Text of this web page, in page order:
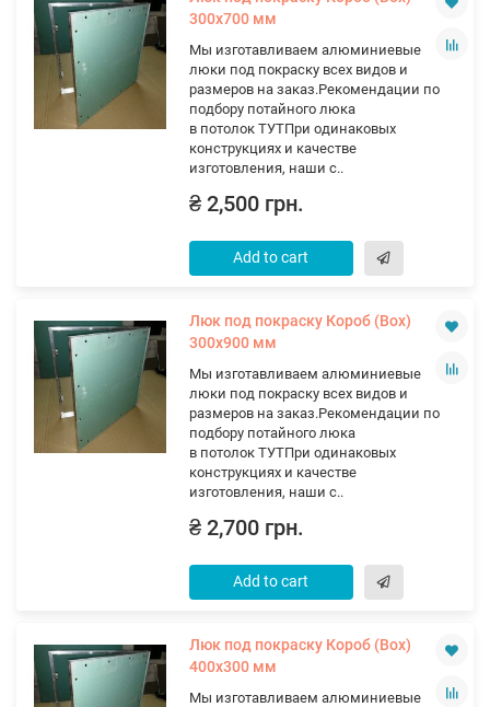
300х700 мм
Мы изготавливаем алюминиевые
люки под покраску всех видов и
размеров на заказ.Рекомендации по
подбору потайного люка
в потолок ТУТПри одинаковых
конструкциях и качестве
изготовления, наши с..
₴ 2,500 грн.
Add to cart
Люк под покраску Короб (Вох)
300х900 мм
Мы изготавливаем алюминиевые
люки под покраску всех видов и
размеров на заказ.Рекомендации по
подбору потайного люка
в потолок ТУТПри одинаковых
конструкциях и качестве
изготовления, наши с..
₴ 2,700 грн.
Add to cart
Люк под покраску Короб (Вох)
400х300 мм
Мы изготавливаем алюминиевые